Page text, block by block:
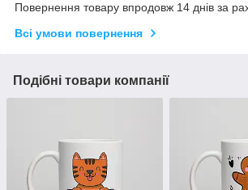
Повернення товару впродовж 14 днів за
Всі умови повернення
Подібні товари компанії